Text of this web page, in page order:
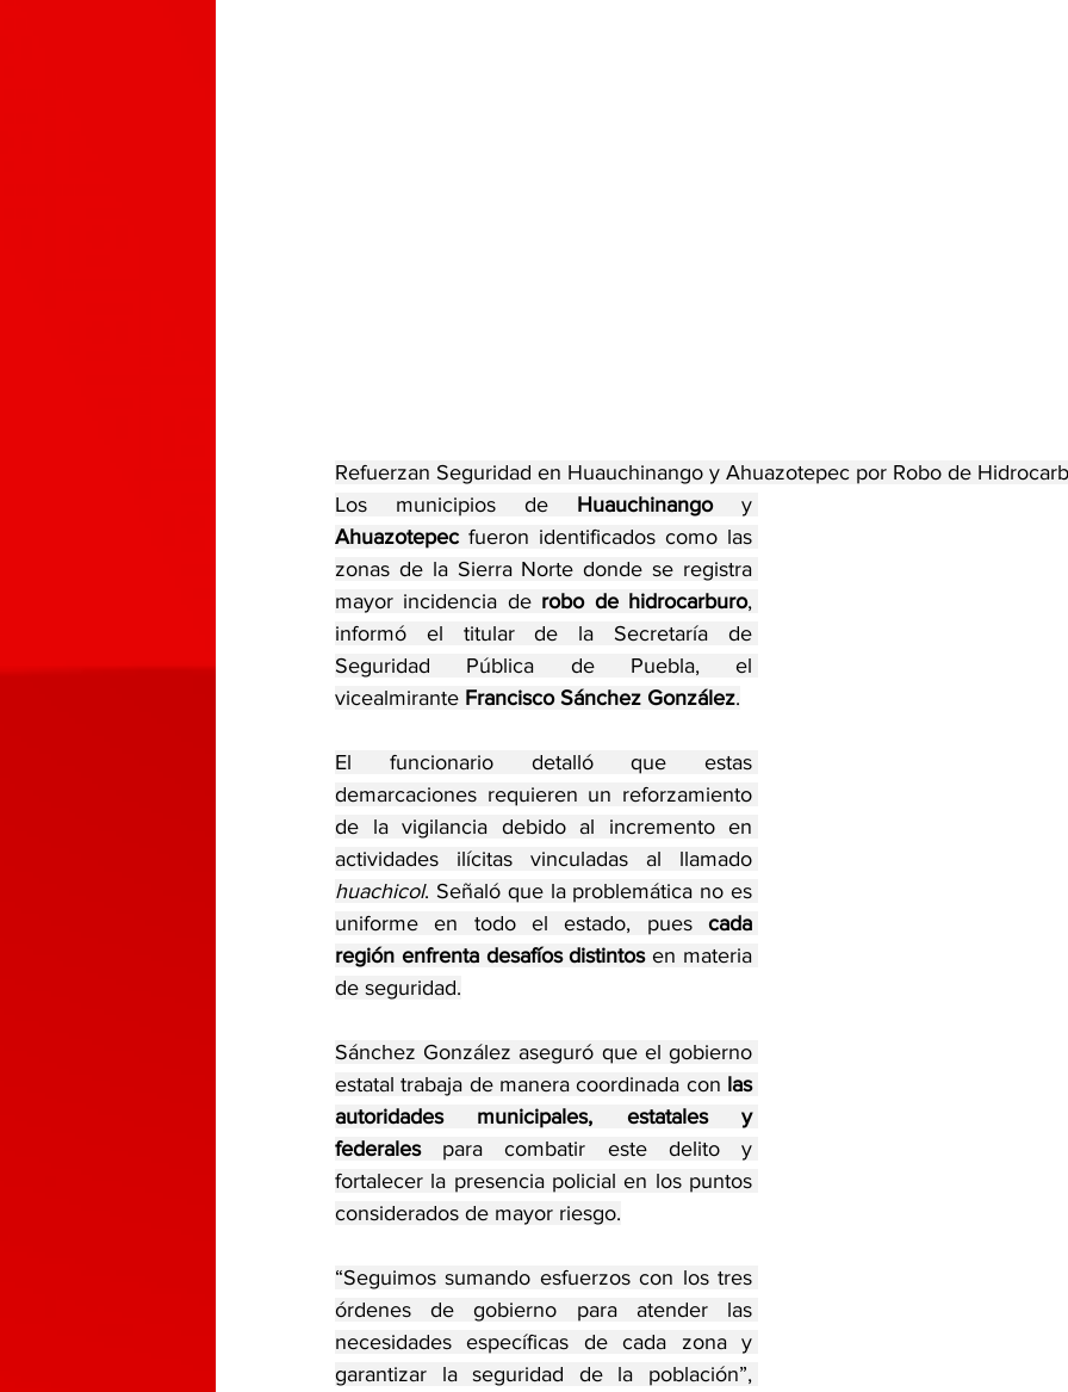
Refuerzan Seguridad en Huauchinango y Ahuazotepec por Robo de
Los municipios de Huauchinango
Ahuazotepec fueron identificados como las
zonas de la Sierra Norte donde se registra
mayor incidencia de robo de hidrocarburo,
informó el titular de la Secretaría de
Seguridad Pública de Puebla, el
vicealmirante Francisco Sánchez González.
El funcionario detalló que estas
demarcaciones requieren un reforzamiento
de la vigilancia debido al incremento en
huachicol. Señaló que la problemática no es
uniforme en todo el estado, pues cada
región enfrenta desafíos distintos en materia
de seguridad.
Sánchez González aseguró que el gobierno
estatal trabaja de manera coordinada con las
autoridades municipales, estatales y
federales para combatir este delito y
fortalecer la presencia policial en los puntos
considerados de mayor riesgo.
“Seguimos sumando esfuerzos con los tres
órdenes de gobierno para atender las
necesidades específicas de cada zona y
garantizar la seguridad de la población”,